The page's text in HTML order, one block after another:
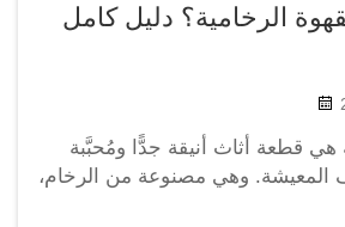
الرخامية؟ دليل كامل
هي قطعة أثاث أنيقة جدًّا ومُحبَّبة
المعيشة. وهي مصنوعة من الرخام،
انطباعًا بالفخامة لمنزلك.